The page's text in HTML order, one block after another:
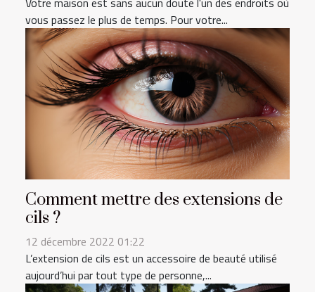
vous passez le plus de temps. Pour votre...
Comment mettre des extensions de
cils ?
12 décembre 2022 01:22
L’extension de cils est un accessoire de beauté utilisé
aujourd’hui par tout type de personne,...